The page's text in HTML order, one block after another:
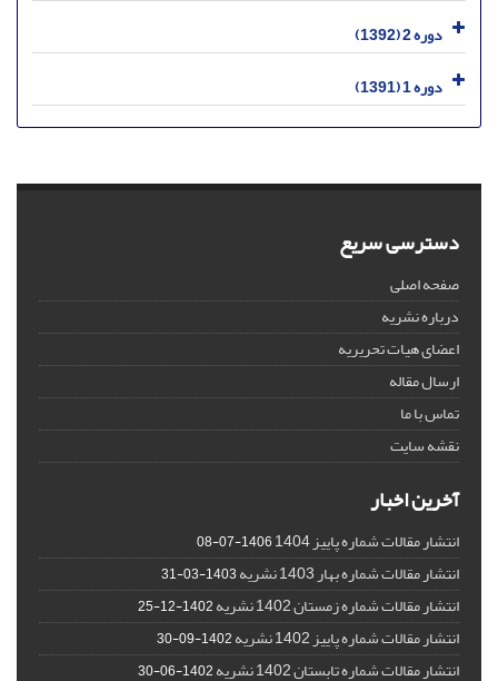
دوره 2 (1392)
دوره 1 (1391)
دسترسی سریع
صفحه اصلی
درباره نشریه
اعضای هیات تحریریه
ارسال مقاله
تماس با ما
نقشه سایت
آخرین اخبار
انتشار مقالات شماره پاییز 1404 1406-07-08
انتشار مقالات شماره بهار 1403 نشریه 1403-03-31
انتشار مقالات شماره زمستان 1402 نشریه 1402-12-25
انتشار مقالات شماره پاییز 1402 نشریه 1402-09-30
انتشار مقالات شماره تابستان 1402 نشریه 1402-06-30